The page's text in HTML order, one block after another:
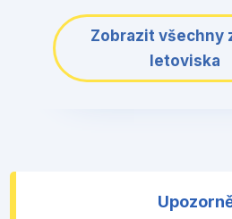
Zobrazit všechny
letoviska